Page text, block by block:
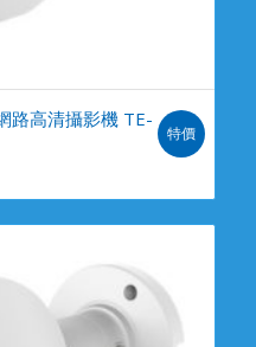
路高清攝影機 TE-
特價